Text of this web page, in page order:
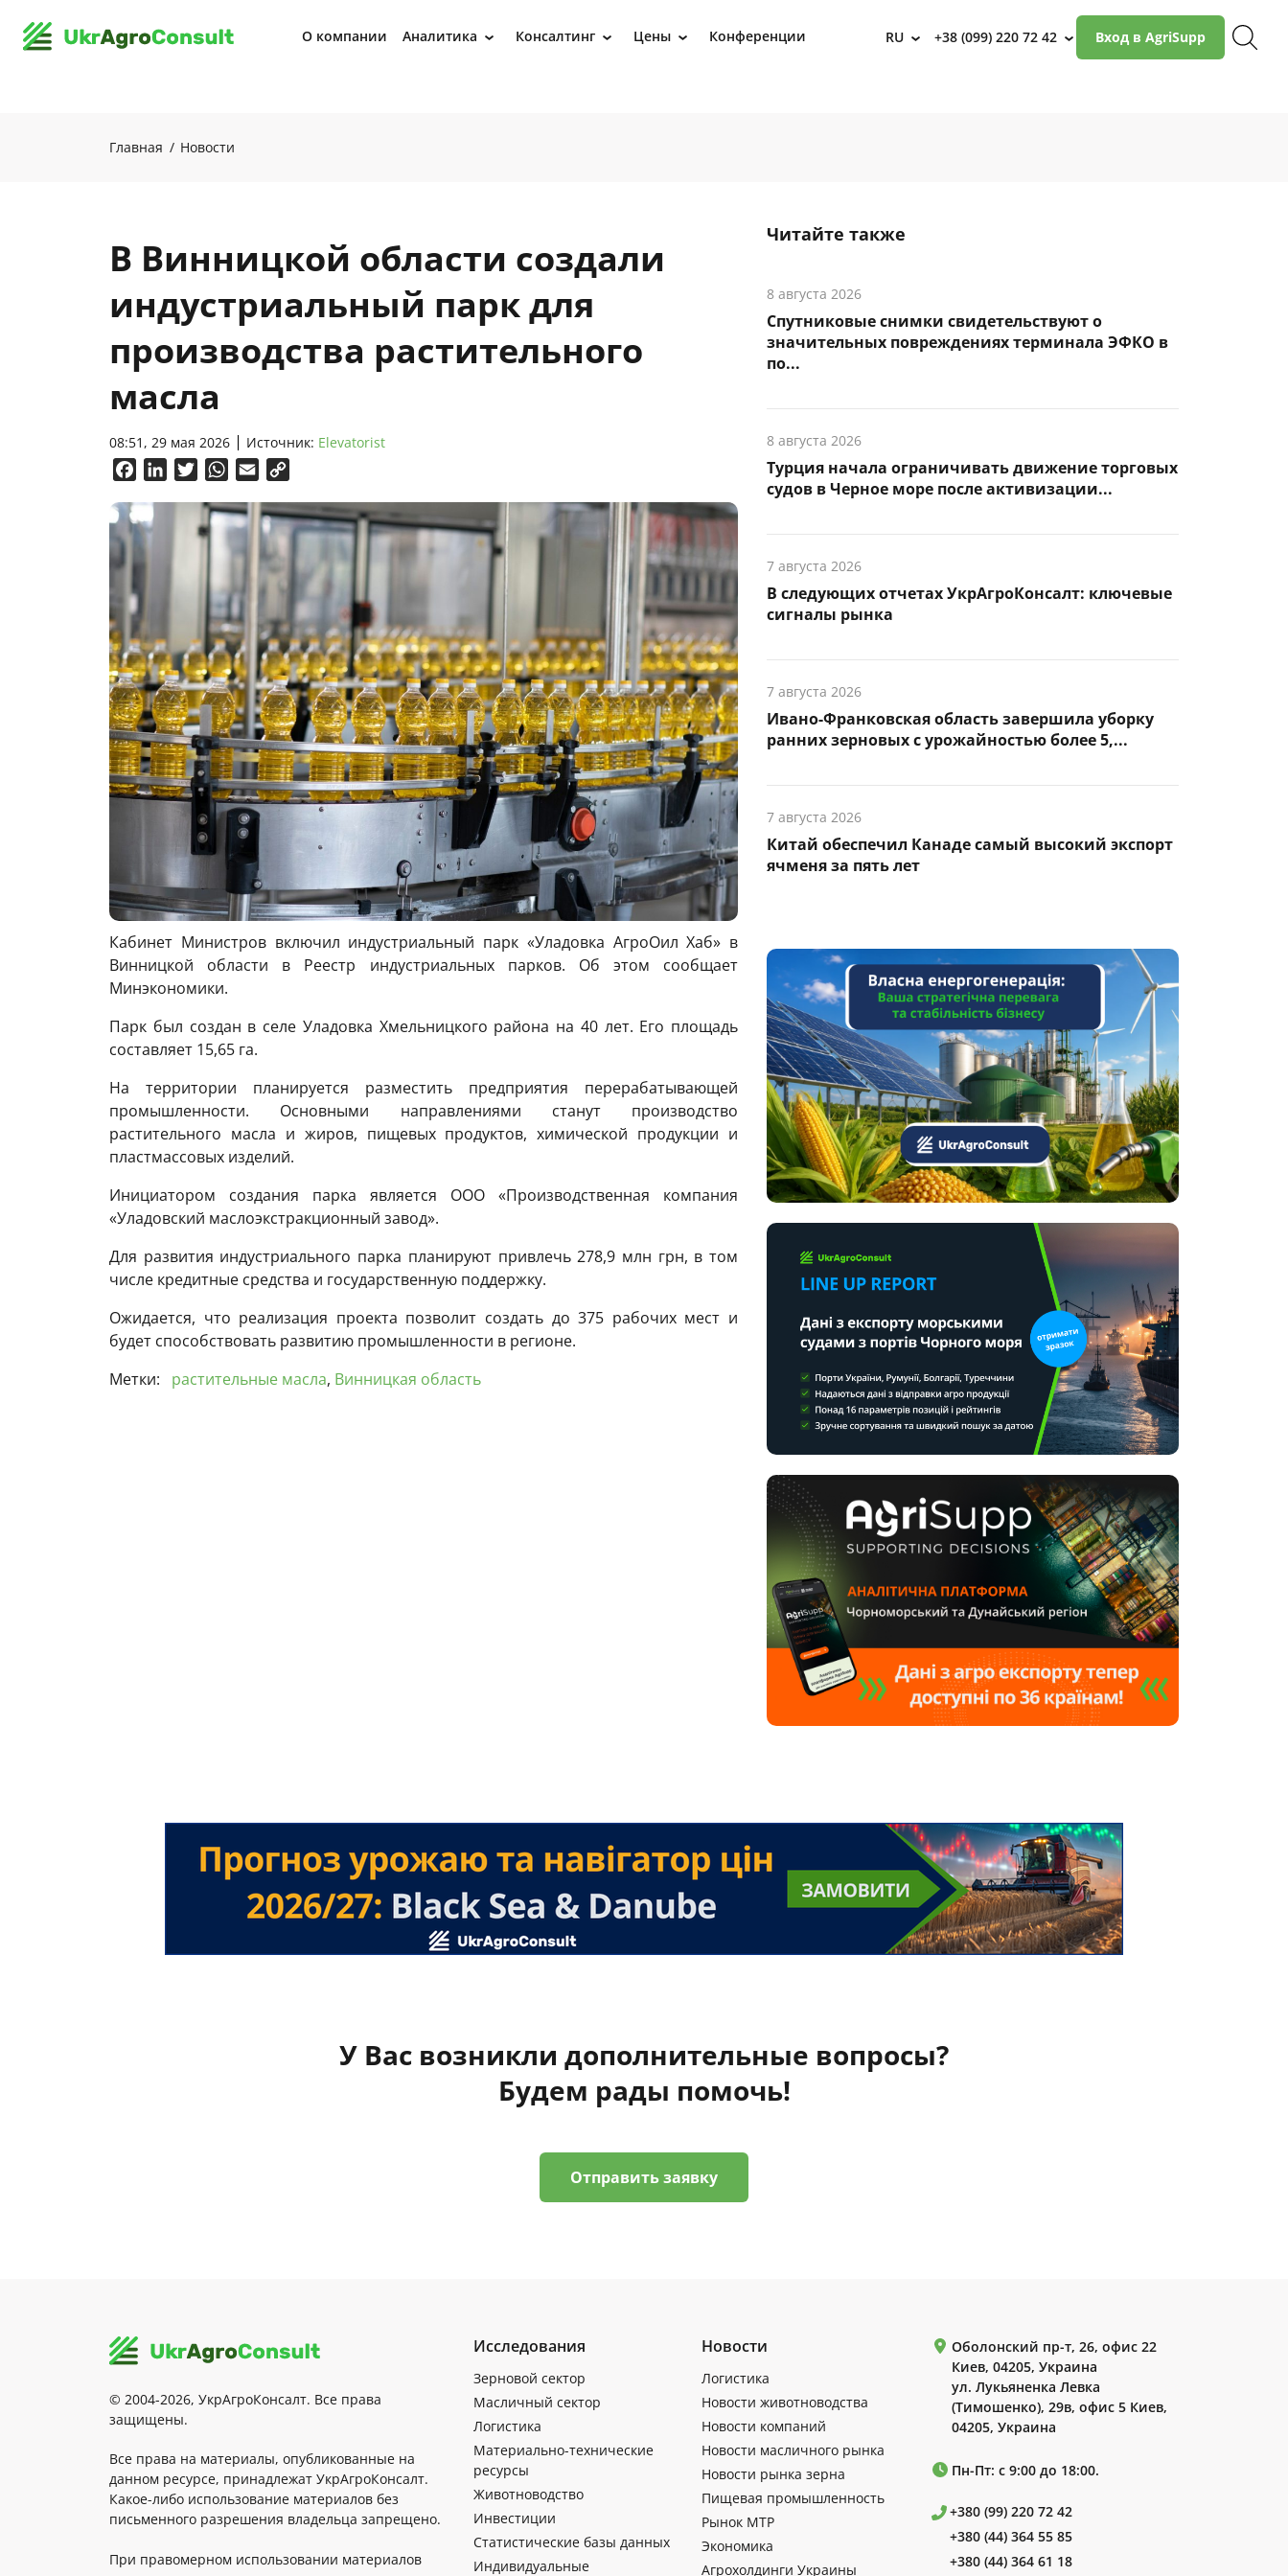
О компании Аналитика › Консалтинг › Цены › Конференции RU › +38 (099) 220 72 42 › Вход в AgriSupp
Главная Новости
В Винницкой области создали
индустриальный парк для
производства растительного
масла
08:51, 29 мая 2026 Источник: Elevatorist
FacebookLinkedInTwitterWhatsApp
Email
Кабинет Министров включил индустриальный парк «Уладовка АгроОил Хаб» в
Винницкой области в Реестр индустриальных парков. Об этом сообщает
Минэкономики.
Парк был создан в селе Уладовка Хмельницкого района на 40 лет. Его площадь
составляет 15,65 га.
На территории планируется разместить предприятия перерабатывающей
промышленности. Основными направлениями станут производство
растительного масла и жиров, пищевых продуктов, химической продукции и
пластмассовых изделий.
Инициатором создания парка является ООО «Производственная компания
«Уладовский маслоэкстракционный завод».
Для развития индустриального парка планируют привлечь 278,9 млн грн, в том
числе кредитные средства и государственную поддержку.
Ожидается, что реализация проекта позволит создать до 375 рабочих мест и
будет способствовать развитию промышленности в регионе.
Метки:
растительные масла, Винницкая область
Читайте также
8 августа 2026
Спутниковые снимки свидетельствуют о
значительных повреждениях терминала ЭФКО в
по...
8 августа 2026
Турция начала ограничивать движение торговых
судов в Черное море после активизации...
7 августа 2026
В следующих отчетах УкрАгроКонсалт: ключевые
сигналы рынка
7 августа 2026
Ивано-Франковская область завершила уборку
ранних зерновых с урожайностью более 5,...
7 августа 2026
Китай обеспечил Канаде самый высокий экспорт
ячменя за пять лет
У Вас возникли дополнительные вопросы?
Будем рады помочь!
Отправить заявку
© 2004-2026, УкрАгроКонсалт. Все права
защищены.
Все права на материалы, опубликованные на
данном ресурсе, принадлежат УкрАгроКонсалт.
Какое-либо использование материалов без
письменного разрешения владельца запрещено.
При правомерном использовании материалов
Исследования
Зерновой сектор
Масличный сектор
Логистика
Материально-технические
ресурсы
Животноводство
Инвестиции
Статистические базы данных
Индивидуальные
Новости
Логистика
Новости животноводства
Новости компаний
Новости масличного рынка
Новости рынка зерна
Пищевая промышленность
Рынок МТР
Экономика
Агрохолдинги Украины
Оболонский пр-т, 26, офис 22
Киев, 04205, Украина
ул. Лукьяненка Левка
(Тимошенко), 29в, офис 5 Киев,
04205, Украина
Пн-Пт: с 9:00 до 18:00.
+380 (99) 220 72 42
+380 (44) 364 55 85
+380 (44) 364 61 18